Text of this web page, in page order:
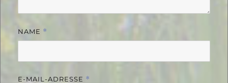
NAME *
E-MAIL-ADRESSE *